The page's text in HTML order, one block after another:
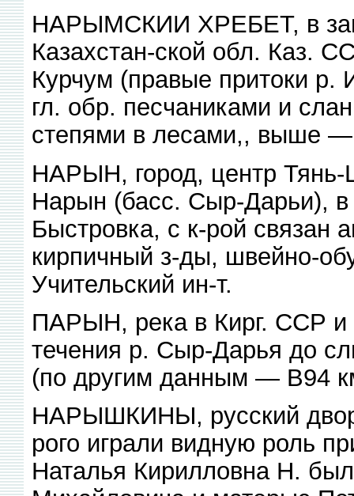
НАРЫМСКИИ ХРЕБЕТ, в
Казахстан-ской обл. Каз.
Курчум (правые притоки
гл. обр. песчаниками и
степями в лесами,, выше —
НАРЫН, город, центр Тянь-
Нарын (басс. Сыр-Дарьи), в
Быстровка, с к-рой связан
кирпичный з-ды, швейно-
Учительский ин-т.
ПАРЫН, река в Кирг. ССР и
течения р. Сыр-Дарья до
(по другим данным — В94
НАРЫШКИНЫ, русский
рого играли видную роль
Наталья Кирилловна Н.